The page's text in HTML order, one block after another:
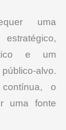
uma
e um
alvo.
o
uma fonte